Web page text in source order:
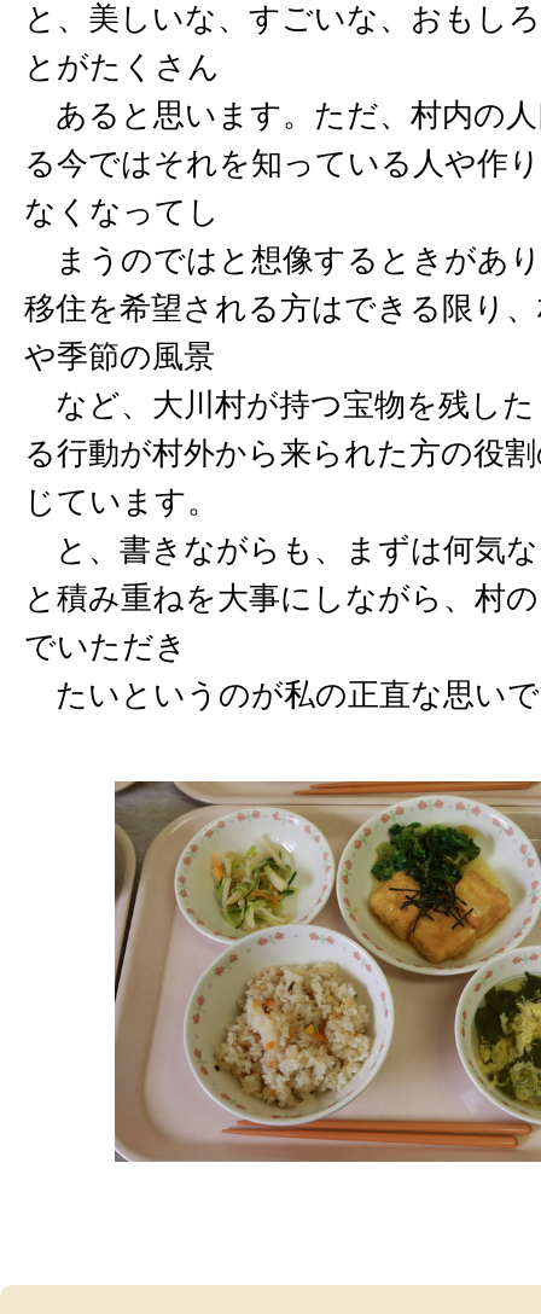
と、美しいな、すごいな、おもし
とがたくさん
あると思います。ただ、村内の
る今ではそれを知っている人や作
なくなってし
まうのではと想像するときがあ
移住を希望される方はできる限り
や季節の風景
など、大川村が持つ宝物を残し
る行動が村外から来られた方の役
じています。
と、書きながらも、まずは何気
と積み重ねを大事にしながら、村
でいただき
たいというのが私の正直な思い